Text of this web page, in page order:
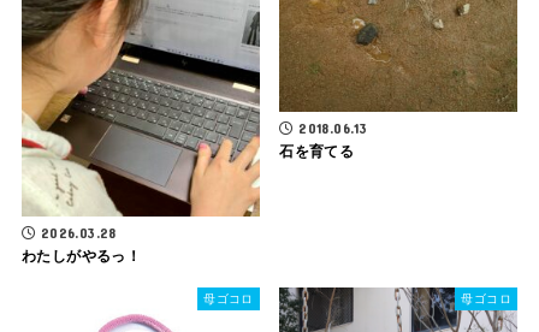
2026.03.28
わたしがやるっ！
2018.06.13
石を育てる
母ゴコロ 母ゴコロ